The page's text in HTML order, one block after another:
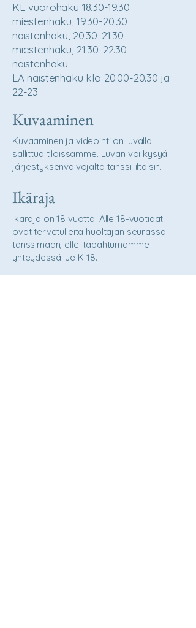
KE vuorohaku 18.30-19.30
miestenhaku, 19.30-20.30
naistenhaku, 20.30-21.30
miestenhaku, 21.30-22.30
naistenhaku
LA naistenhaku klo 20.00-20.30 ja
22-23
Kuvaaminen
Kuvaaminen ja videointi on luvalla
sallittua tiloissamme. Luvan voi kysyä
järjestyksenvalvojalta tanssi-iltaisin.
Ikäraja
Ikäraja on 18 vuotta. Alle 18-vuotiaat
ovat tervetulleita huoltajan seurassa
tanssimaan, ellei tapahtumamme
yhteydessä lue K-18.